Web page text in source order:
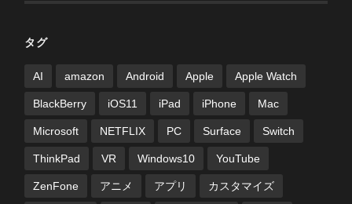
タグ
AI amazon Android Apple Apple Watch
BlackBerry iOS11 iPad iPhone Mac
Microsoft NETFLIX PC Surface Switch
ThinkPad VR Windows10 YouTube
ZenFone アニメ アプリ カスタマイズ